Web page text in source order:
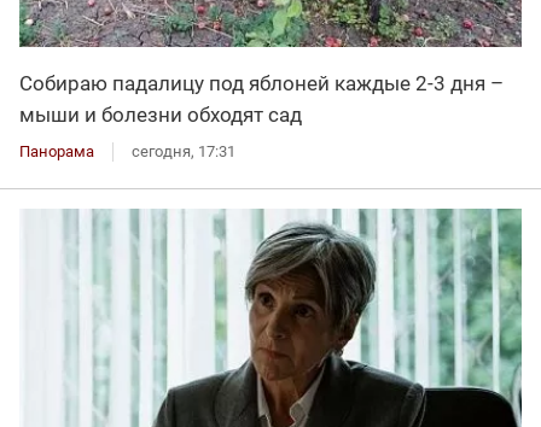
Собираю падалицу под яблоней каждые 2-3 дня –
мыши и болезни обходят сад
Панорама сегодня, 17:31